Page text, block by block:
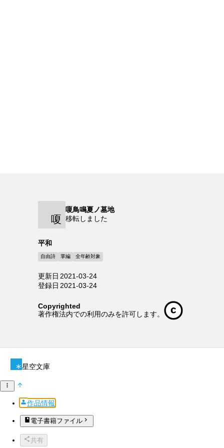
嗄
嗄鳥鳴夏ノ墓地
移転しました
平和
自由詩 掌編 全年齢対象
更新日 2021-03-24
登録日 2021-03-24
Copyrighted
著作権法内での利用のみを許可します。
星空文庫
作品情報
電子書籍ファイル
共有